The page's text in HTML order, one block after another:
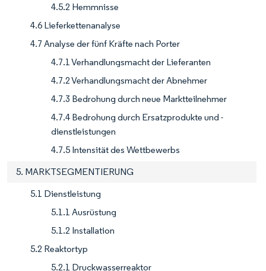
4.5.2 Hemmnisse
4.6 Lieferkettenanalyse
4.7 Analyse der fünf Kräfte nach Porter
4.7.1 Verhandlungsmacht der Lieferanten
4.7.2 Verhandlungsmacht der Abnehmer
4.7.3 Bedrohung durch neue Marktteilnehmer
4.7.4 Bedrohung durch Ersatzprodukte und -
dienstleistungen
4.7.5 Intensität des Wettbewerbs
5. MARKTSEGMENTIERUNG
5.1 Dienstleistung
5.1.1 Ausrüstung
5.1.2 Installation
5.2 Reaktortyp
5.2.1 Druckwasserreaktor